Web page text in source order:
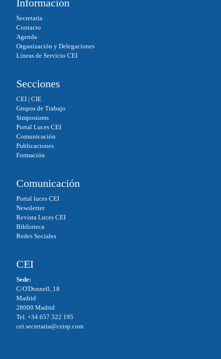
Información
Secretaría
Contacto
Agenda
Organización y Delegaciones
Líneas de Servicio CEI
Secciones
CEI| CIE
Grupos de Trabajo
Simposiums
Portal Luces CEI
Comunicación
Publicaciones
Formación
Comunicación
Portal luces CEI
Newsletter
Revista Luces CEI
Biblioteca
Redes Sociales
CEI
Sede:
C/O'Donnell, 18
Madrid
28009 Madrid
Tel. +34 657 322 195
cei.secretaria@ceisp.com